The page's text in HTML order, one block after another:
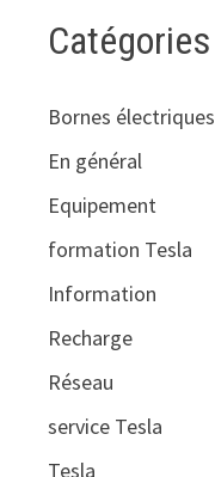
Catégories
Bornes électriques
En général
Equipement
formation Tesla
Information
Recharge
Réseau
service Tesla
Tesla